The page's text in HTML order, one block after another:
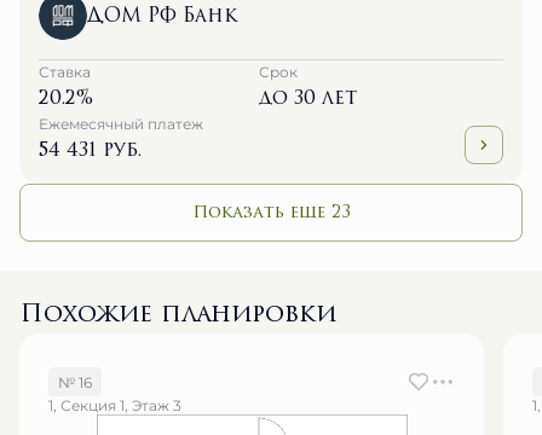
ДОМ РФ Банк
Ставка
20.2%
Срок
до 30 лет
Ежемесячный платеж
54 431 руб.
Показать еще 23
Похожие планировки
№ 16
1, Секция 1, Этаж 3